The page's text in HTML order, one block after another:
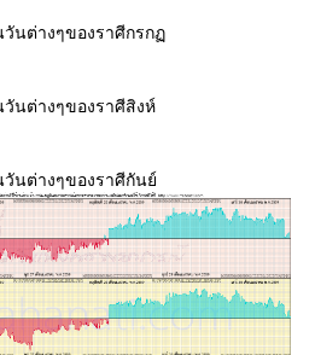
นต่างๆของราศีกรก
นต่างๆของราศีสิงห์
นต่างๆของราศีกันย์